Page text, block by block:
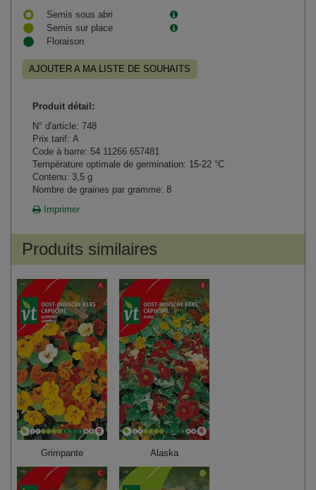
Semis sous abri
Semis sur place
Floraison
AJOUTER A MA LISTE DE SOUHAITS
Produit détail:
N° d'article: 748
Prix tarif: A
Code à barre: 54 11266 657481
Température optimale de germination: 15-22 °C
Contenu: 3,5 g
Nombre de graines par gramme: 8
Imprimer
Produits similaires
Grimpante Alaska